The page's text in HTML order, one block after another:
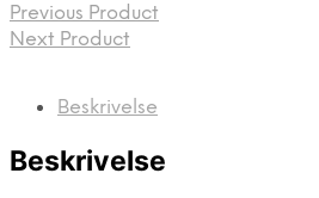
Previous Product
Next Product
Beskrivelse
Beskrivelse